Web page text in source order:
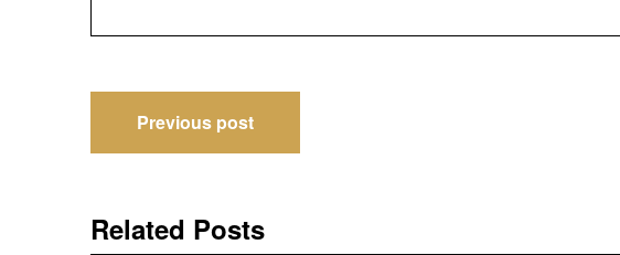
章
导
Previous post
Related Posts